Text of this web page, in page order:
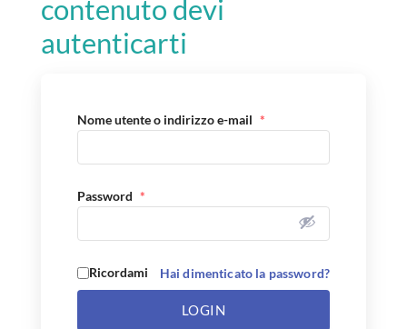
contenuto devi
autenticarti
Nome utente o indirizzo e-mail *
Password *
Ricordami Hai dimenticato la password?
LOGIN